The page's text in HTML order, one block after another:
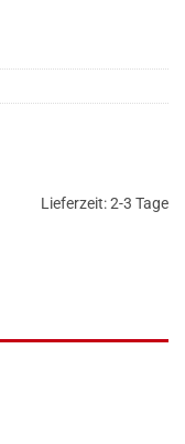
Lieferzeit:2-3 Tage